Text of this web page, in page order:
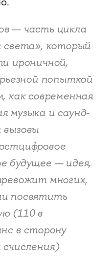
— часть цикла
света», который
ироничной,
попыткой
как современная
музыка и саунд-
будущее — идея,
многих,
посвятить
(110 в
в сторону